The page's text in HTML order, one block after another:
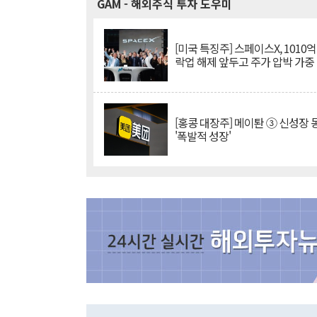
GAM - 해외주식 투자 도우미
[미국 특징주] 스페이스X, 1010
락업 해제 앞두고 주가 압박 가중
[홍콩 대장주] 메이퇀 ③ 신성장
'폭발적 성장'